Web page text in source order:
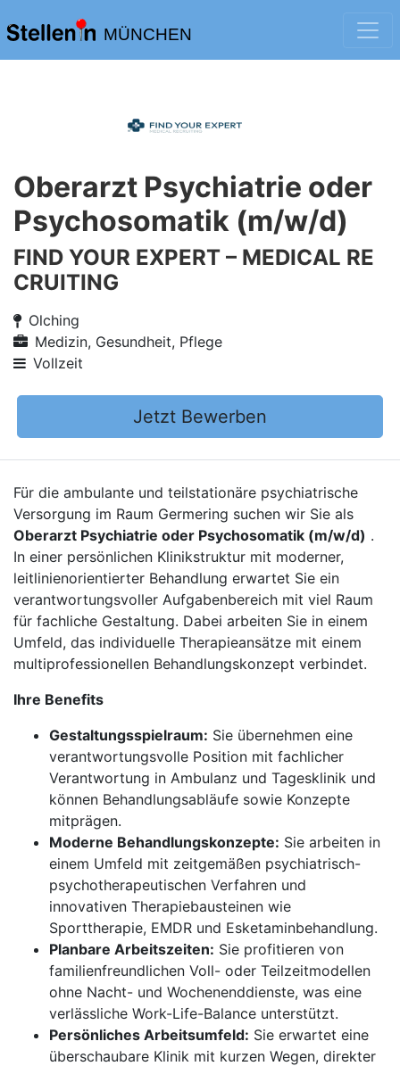
MÜNCHEN
Oberarzt Psychiatrie oder
Psychosomatik (m/w/d)
FIND YOUR EXPERT – MEDICAL RE
CRUITING
Olching
Medizin, Gesundheit, Pflege
Vollzeit
Jetzt Bewerben
Für die ambulante und teilstationäre psychiatrische
Versorgung im Raum Germering suchen wir Sie als
Oberarzt Psychiatrie oder Psychosomatik (m/w/d) .
In einer persönlichen Klinikstruktur mit moderner,
leitlinienorientierter Behandlung erwartet Sie ein
verantwortungsvoller Aufgabenbereich mit viel Raum
für fachliche Gestaltung. Dabei arbeiten Sie in einem
Umfeld, das individuelle Therapieansätze mit einem
multiprofessionellen Behandlungskonzept verbindet.
Ihre Benefits
Gestaltungsspielraum: Sie übernehmen eine
verantwortungsvolle Position mit fachlicher
Verantwortung in Ambulanz und Tagesklinik und
können Behandlungsabläufe sowie Konzepte
mitprägen.
Moderne Behandlungskonzepte: Sie arbeiten in
einem Umfeld mit zeitgemäßen psychiatrisch-
psychotherapeutischen Verfahren und
innovativen Therapiebausteinen wie
Sporttherapie, EMDR und Esketaminbehandlung.
Planbare Arbeitszeiten: Sie profitieren von
familienfreundlichen Voll- oder Teilzeitmodellen
ohne Nacht- und Wochenenddienste, was eine
verlässliche Work-Life-Balance unterstützt.
Persönliches Arbeitsumfeld: Sie erwartet eine
überschaubare Klinik mit kurzen Wegen, direkter